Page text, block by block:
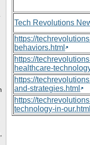
Tech Revolutions
https://
behaviors.html
https://
healthcare-
https://
and-strategies.html
https://
technology-in-